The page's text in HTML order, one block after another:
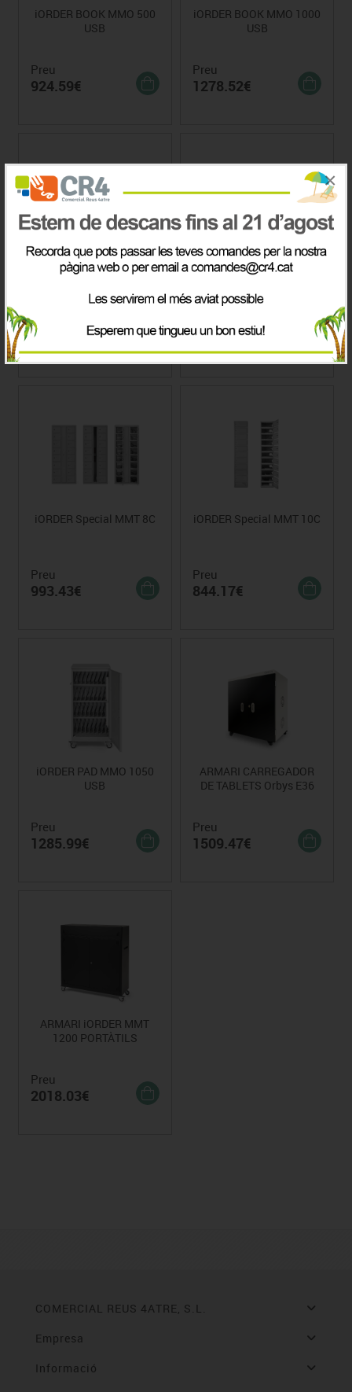
×
iORDER BOOK MMO 500
USB
Preu
924.59€
iORDER BOOK MMO 1000
USB
Preu
1278.52€
iORDER BOOK TWO-SIDE
Preu
2090.03€
iORDER Audiovisual MTV.
Consultar
iORDER Special MMT 8C
Preu
993.43€
iORDER Special MMT 10C
Preu
844.17€
iORDER PAD MMO 1050
USB
Preu
1285.99€
ARMARI CARREGADOR
DE TABLETS Orbys E36
Preu
1509.47€
ARMARI iORDER MMT
1200 PORTÀTILS
Preu
2018.03€
COMERCIAL REUS 4ATRE, S.L.
Empresa
Informació